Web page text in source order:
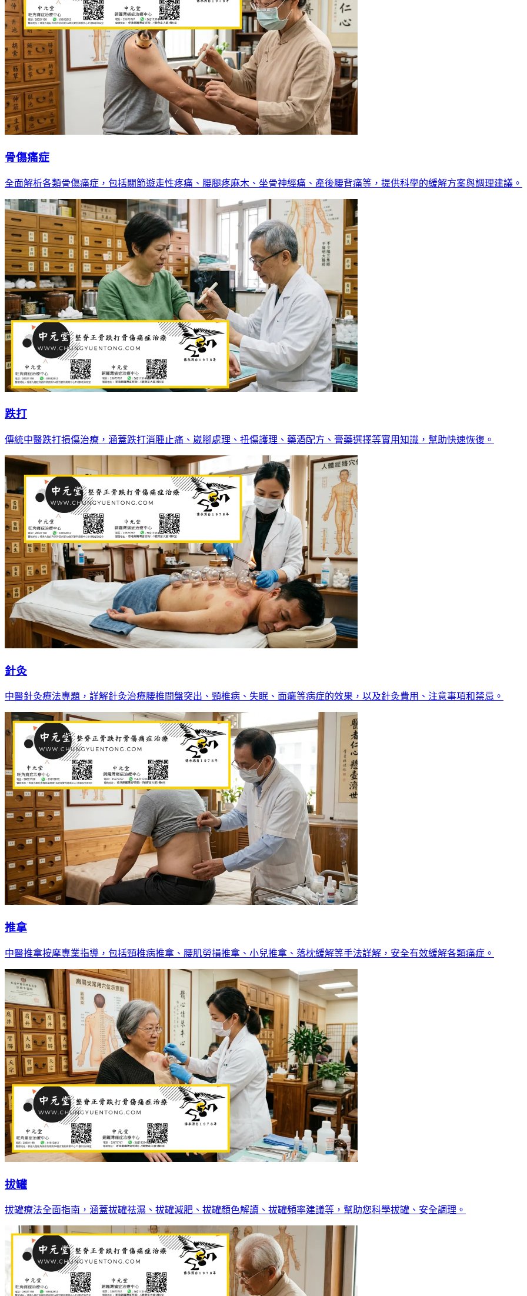
骨傷痛症
全面解析各類骨傷痛症，包括關節遊走性疼痛、腰腿疼麻木、坐骨神經痛、產後腰背痛等，提供科學的緩解方案與調理建議。
跌打
傳統中醫跌打損傷治療，涵蓋跌打消腫止痛、崴腳處理、扭傷護理、藥酒配方、膏藥選擇等實用知識，幫助快速恢復。
針灸
中醫針灸療法專題，詳解針灸治療腰椎間盤突出、頸椎病、失眠、面癱等病症的效果，以及針灸費用、注意事項和禁忌。
推拿
中醫推拿按摩專業指導，包括頸椎病推拿、腰肌勞損推拿、小兒推拿、落枕緩解等手法詳解，安全有效緩解各類痛症。
拔罐
拔罐療法全面指南，涵蓋拔罐祛濕、拔罐減肥、拔罐顏色解讀、拔罐頻率建議等，幫助您科學拔罐、安全調理。